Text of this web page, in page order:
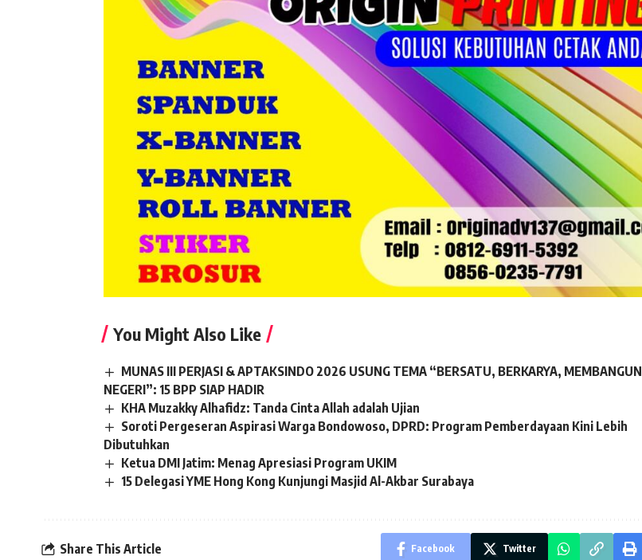
You Might Also Like
MUNAS III PERJASI & APTAKSINDO 2026 USUNG TEMA “BERSATU, BERKARYA, MEMBANGUN
NEGERI”: 15 BPP SIAP HADIR
KHA Muzakky Alhafidz: Tanda Cinta Allah adalah Ujian
Soroti Pergeseran Aspirasi Warga Bondowoso, DPRD: Program Pemberdayaan Kini Lebih
Dibutuhkan
Ketua DMI Jatim: Menag Apresiasi Program UKIM
15 Delegasi YME Hong Kong Kunjungi Masjid Al-Akbar Surabaya
Share This Article Facebook Twitter